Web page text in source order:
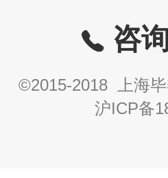
咨
©2015-2018 上海
沪ICP备